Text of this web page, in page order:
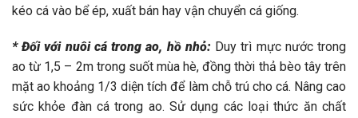
kéo cá vào bể ép, xuất bán hay vận chuyển cá giống.
* Đối với nuôi cá trong ao, hồ nhỏ:Duy trì mực nước trong
ao từ 1,5 – 2m trong suốt mùa hè, đồng thời thả bèo tây trên
mặt ao khoảng 1/3 diện tích để làm chỗ trú cho cá. Nâng cao
sức khỏe đàn cá trong ao. Sử dụng các loại thức ăn chất